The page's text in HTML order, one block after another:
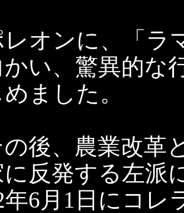
オンに、「ラ
かい、驚異的な
ました。
後、農業改革
に反発する左派
年6月1日にコレ